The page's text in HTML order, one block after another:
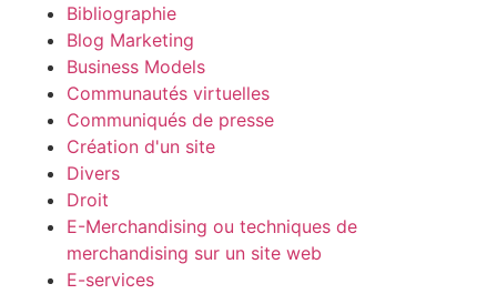
Bibliographie
Blog Marketing
Business Models
Communautés virtuelles
Communiqués de presse
Création d'un site
Divers
Droit
E-Merchandising ou techniques de
merchandising sur un site web
E-services